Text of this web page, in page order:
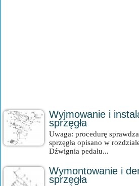
Wyjmowanie i
sprzęgła
Uwaga: procedurę
sprzęgła opisano w
Dźwignia pedału...
Wymontowanie i
sprzęgła